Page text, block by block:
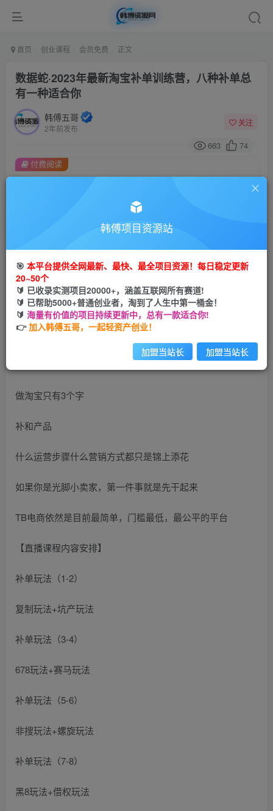
首页 创业课程 会员免费 正文
数据蛇·2023年最新淘宝补单训练营，八种补单总
有一种适合你
韩傅五哥
2年前发布
关注
663 74
金币9.9金币99
立即购买
您当前未登录！建议登陆后购买，可保存购买订单
付费阅读
做淘宝只有3个字
补和产品
什么运营步骤什么营销方式都只是锦上添花
如果你是光脚小卖家，第一件事就是先干起来
TB电商依然是目前最简单，门槛最低，最公平的平台
【直播课程内容安排】
补单玩法（1-2）
复制玩法+坑产玩法
补单玩法（3-4）
678玩法+赛马玩法
补单玩法（5-6）
非搜玩法+螺旋玩法
补单玩法（7-8）
黑8玩法+借权玩法
韩傅项目资源站
🎯 本平台提供全网最新、最快、最全项目资源！每日稳定更新
20~50个
🔰 已收录实测项目20000+，涵盖互联网所有赛道!
🔰 已帮助5000+普通创业者，淘到了人生中第一桶金！
🔰 海量有价值的项目持续更新中，总有一款适合你!
👉加入韩傅五哥，一起轻资产创业！
加盟当站长 加盟当站长